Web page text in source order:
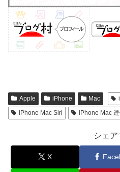
Apple iPhone Mac
iPhone Mac Siri
iPhone Mac
シェア
X